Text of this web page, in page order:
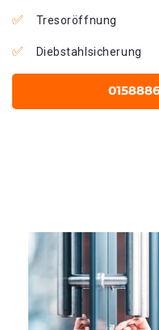
Tresoröffnung
Diebstahlsicherung